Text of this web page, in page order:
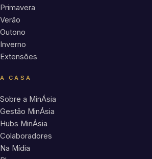
Primavera
Verão
Outono
Inverno
Extensões
A CASA
Sobre a MinÁsia
Gestão MinÁsia
Hubs MinÁsia
Colaboradores
Na Mídia